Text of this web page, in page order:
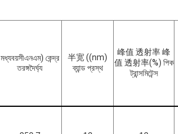
মধ্যবয়সীএনএম) কেন্দ্র
তরঙ্গদৈর্ঘ্য
半宽 ((nm)
ব্যান্ড প্রস্থ
峰值 透射率 峰
值 透射率(%) পিক
ট্রান্সমিটেন্স